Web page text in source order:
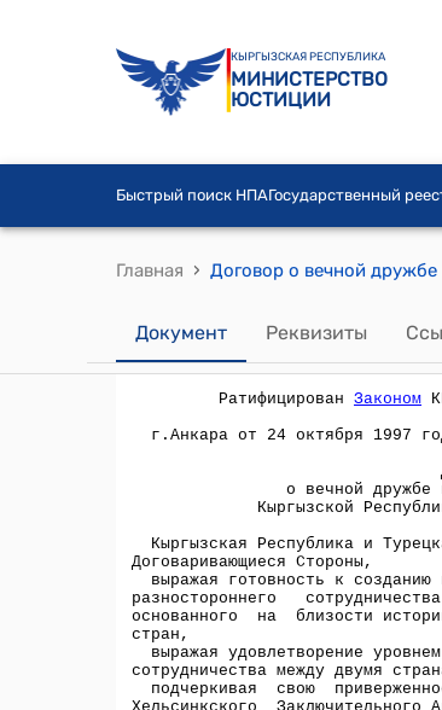
КЫРГЫЗСКАЯ РЕСПУБЛИКА
МИНИСТЕРСТВО
ЮСТИЦИИ
Быстрый поиск НПАГосударственный
Главная ›
Документ Реквизиты